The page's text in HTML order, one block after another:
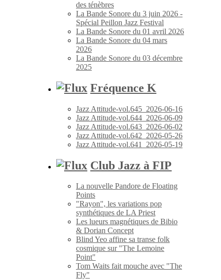
des ténèbres
La Bande Sonore du 3 juin 2026 -
Spécial Peillon Jazz Festival
La Bande Sonore du 01 avril 2026
La Bande Sonore du 04 mars
2026
La Bande Sonore du 03 décembre
2025
Fréquence K
Jazz Attitude-vol.645_2026-06-16
Jazz Attitude-vol.644_2026-06-09
Jazz Attitude-vol.643_2026-06-02
Jazz Attitude-vol.642_2026-05-26
Jazz Attitude-vol.641_2026-05-19
Club Jazz à FIP
La nouvelle Pandore de Floating
Points
"Rayon", les variations pop
synthétiques de LA Priest
Les lueurs magnétiques de Bibio
& Dorian Concept
Blind Yeo affine sa transe folk
cosmique sur "The Lemoine
Point"
Tom Waits fait mouche avec "The
Fly"